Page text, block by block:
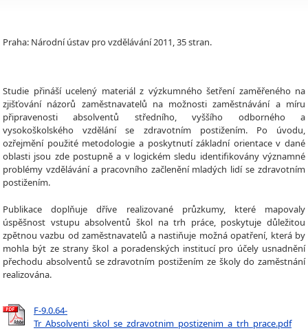
Praha: Národní ústav pro vzdělávání 2011, 35 stran.
Studie přináší ucelený materiál z výzkumného šetření zaměřeného na
zjišťování názorů zaměstnavatelů na možnosti zaměstnávání a míru
připravenosti absolventů středního, vyššího odborného a
vysokoškolského vzdělání se zdravotním postižením. Po úvodu,
ozřejmění použité metodologie a poskytnutí základní orientace v dané
oblasti jsou zde postupně a v logickém sledu identifikovány významné
problémy vzdělávání a pracovního začlenění mladých lidí se zdravotním
postižením.
Publikace doplňuje dříve realizované průzkumy, které mapovaly
úspěšnost vstupu absolventů škol na trh práce, poskytuje důležitou
zpětnou vazbu od zaměstnavatelů a nastiňuje možná opatření, která by
mohla být ze strany škol a poradenských institucí pro účely usnadnění
přechodu absolventů se zdravotním postižením ze školy do zaměstnání
realizována.
F-9.0.64-
Tr_Absolventi_skol_se_zdravotnim_postizenim_a_trh_prace.pdf